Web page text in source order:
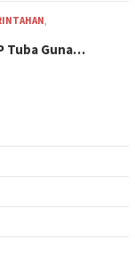
,
Tuba Guna…